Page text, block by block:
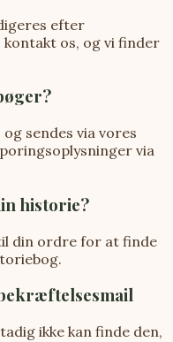
efter
os, og vi finder
sendes via vores
via
historie?
din ordre for at finde
ikke kan finde den,